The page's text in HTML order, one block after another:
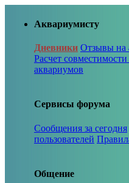
Аквариумисту
Дневники Отзывы на
Расчет
аквариумов
Сервисы форума
Сообщения за сегодня
пользователей
Общение